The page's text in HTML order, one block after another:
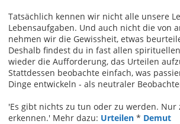
Tatsächlich kennen wir nicht alle unsere
Lebensaufgaben. Und auch nicht die von
nehmen wir die Gewissheit, etwas
Deshalb findest du in fast allen
wieder die Aufforderung, das Urteilen
Stattdessen beobachte einfach, was
Dinge entwickeln - als neutraler
'Es gibt nichts zu tun oder zu werden. Nur
erkennen.' Mehr dazu: Urteilen * Demut